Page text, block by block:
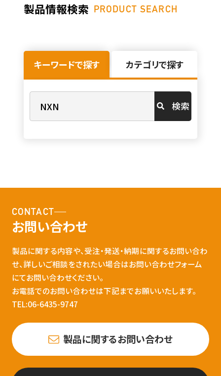
製品情報検索 PRODUCT SEARCH
キーワードで探す カテゴリで探す
検索
CONTACT
お問い合わせ
製品に関する内容や、受注・発送・納期に関するお問い合わ
せ、詳しいご相談をされたい場合はお問い合わせフォーム
にてお問い合わせください。
お電話でのお問い合わせは下記までお願いいたします。
TEL:06-6435-9747
製品に関するお問い合わせ